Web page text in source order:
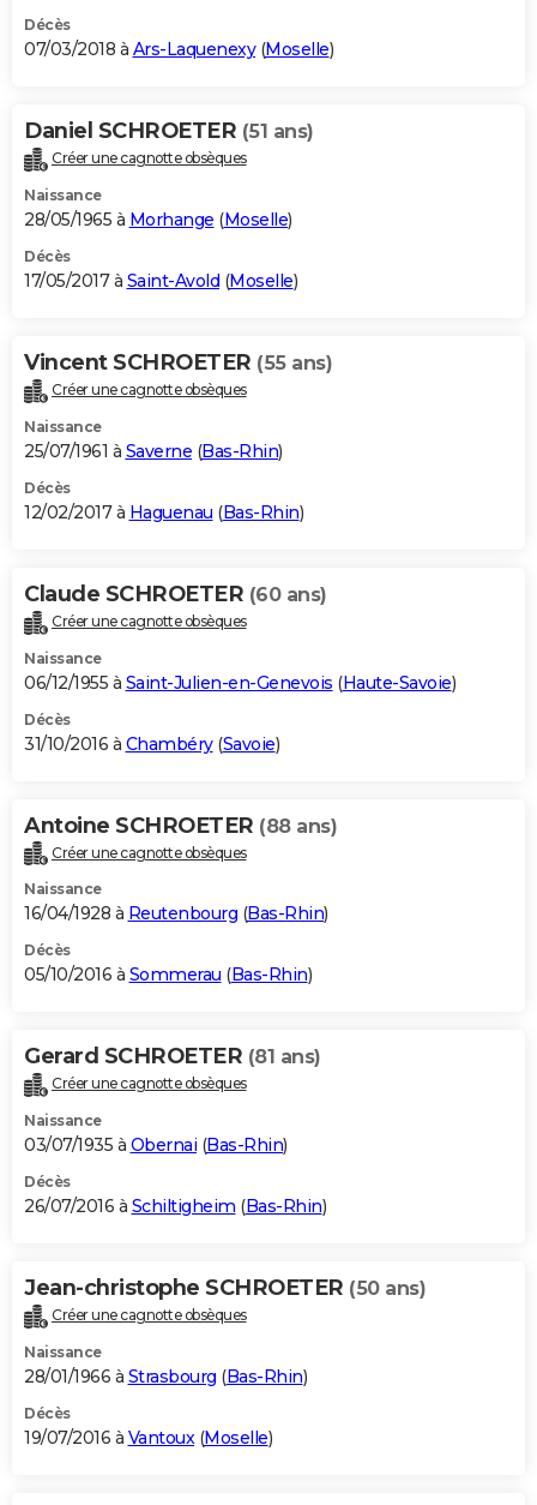
Décès
07/03/2018 à Ars-Laquenexy(Moselle)
Daniel SCHROETER (51 ans)
Créer une cagnotte obsèques
Naissance
28/05/1965 à Morhange (Moselle)
Décès
17/05/2017 à Saint-Avold (Moselle)
Vincent SCHROETER (55 ans)
Créer une cagnotte obsèques
Naissance
25/07/1961 à Saverne (Bas-Rhin)
Décès
12/02/2017 à Haguenau (Bas-Rhin)
Claude SCHROETER (60 ans)
Créer une cagnotte obsèques
Naissance
06/12/1955 à Saint-Julien-en-Genevois (Haute-Savoie)
Décès
31/10/2016 à Chambéry(Savoie)
Antoine SCHROETER (88 ans)
Créer une cagnotte obsèques
Naissance
16/04/1928 à Reutenbourg (Bas-Rhin)
Décès
05/10/2016 à Sommerau (Bas-Rhin)
Gerard SCHROETER (81 ans)
Créer une cagnotte obsèques
Naissance
03/07/1935 à Obernai (Bas-Rhin)
Décès
26/07/2016 à Schiltigheim (Bas-Rhin)
Jean-christophe SCHROETER (50 ans)
Créer une cagnotte obsèques
Naissance
28/01/1966 à Strasbourg (Bas-Rhin)
Décès
19/07/2016 à Vantoux(Moselle)